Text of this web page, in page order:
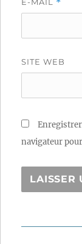
SITE WEB
navigateur